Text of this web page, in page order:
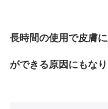
長時間の使用で皮膚
ができる原因にもなり